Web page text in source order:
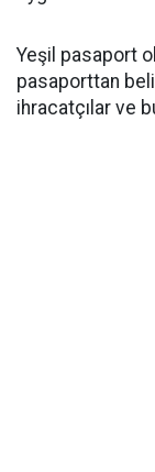
Yeşil pasaport
pasaporttan
ihracatçılar ve